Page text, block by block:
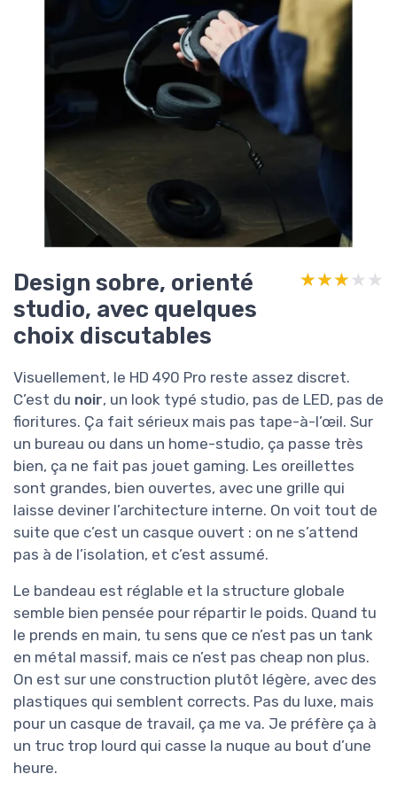
Design sobre, orienté
studio, avec quelques
choix discutables
★★★★★
★★★★★
Visuellement, le HD 490 Pro reste assez discret.
C’est du noir, un look typé studio, pas de LED, pas de
fioritures. Ça fait sérieux mais pas tape-à-l’œil. Sur
un bureau ou dans un home-studio, ça passe très
bien, ça ne fait pas jouet gaming. Les oreillettes
sont grandes, bien ouvertes, avec une grille qui
laisse deviner l’architecture interne. On voit tout de
suite que c’est un casque ouvert : on ne s’attend
pas à de l’isolation, et c’est assumé.
Le bandeau est réglable et la structure globale
semble bien pensée pour répartir le poids. Quand tu
le prends en main, tu sens que ce n’est pas un tank
en métal massif, mais ce n’est pas cheap non plus.
On est sur une construction plutôt légère, avec des
plastiques qui semblent corrects. Pas du luxe, mais
pour un casque de travail, ça me va. Je préfère ça à
un truc trop lourd qui casse la nuque au bout d’une
heure.